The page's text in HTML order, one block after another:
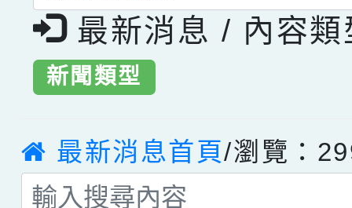
最新消息 / 內容類
新聞類型
最新消息首頁/瀏覽：